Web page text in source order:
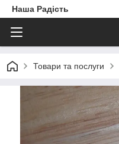
Наша Радість
Товари та послуги